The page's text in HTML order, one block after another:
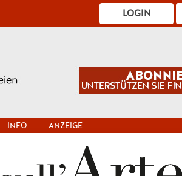
LOGIN
INFO ANZEIGE